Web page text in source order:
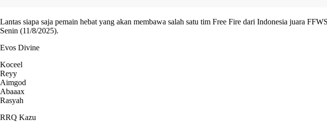
Lantas siapa saja pemain hebat yang akan membawa salah satu tim Free Fire dari Indonesia juara
Senin (11/8/2025).
Evos Divine
Koceel
Reyy
Aimgod
Abaaax
Rasyah
RRQ Kazu